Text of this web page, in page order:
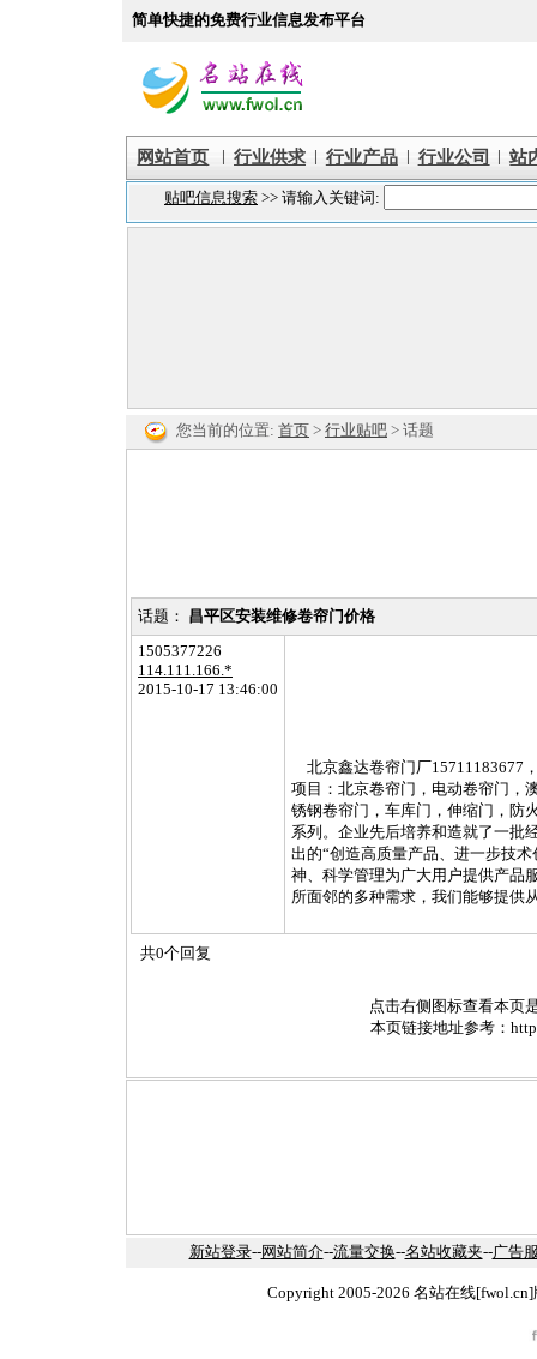
简单快捷的免费行业信息发布平台
网站首页 | 行业供求 | 行业产品 | 行业公司 | 站
您当前的位置: 首页 > 行业贴吧 > 话题
话题： 昌平区安装维修卷帘门价格
1505377226
114.111.166.*
2015-10-17 13:46:00
北京鑫达卷帘门厂15711183677
项目：北京卷帘门，电动卷帘门，
锈钢卷帘门，车库门，伸缩门，防
系列。企业先后培养和造就了一批
出的“创造高质量产品、进一步技
神、科学管理为广大用户提供产品
所面邻的多种需求，我们能够提供
共0个回复
点击右侧图标查看本页
本页链接地址参考：
新站登录--网站简介--流量交换--名站收藏夹--广告
Copyright 2005-2026 名站在线